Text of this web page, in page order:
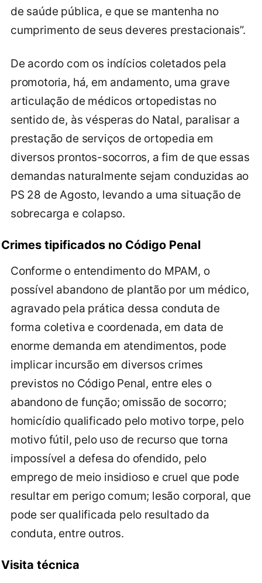
de saúde pública, e que se mantenha no
cumprimento de seus deveres prestacionais”.
De acordo com os indícios coletados pela
promotoria, há, em andamento, uma grave
articulação de médicos ortopedistas no
sentido de, às vésperas do Natal, paralisar a
prestação de serviços de ortopedia em
diversos prontos-socorros, a fim de que essas
demandas naturalmente sejam conduzidas ao
PS 28 de Agosto, levando a uma situação de
sobrecarga e colapso.
Crimes tipificados no Código Penal
Conforme o entendimento do MPAM, o
possível abandono de plantão por um médico,
agravado pela prática dessa conduta de
forma coletiva e coordenada, em data de
enorme demanda em atendimentos, pode
implicar incursão em diversos crimes
previstos no Código Penal, entre eles o
abandono de função; omissão de socorro;
homicídio qualificado pelo motivo torpe, pelo
motivo fútil, pelo uso de recurso que torna
impossível a defesa do ofendido, pelo
emprego de meio insidioso e cruel que pode
resultar em perigo comum; lesão corporal, que
pode ser qualificada pelo resultado da
conduta, entre outros.
Visita técnica